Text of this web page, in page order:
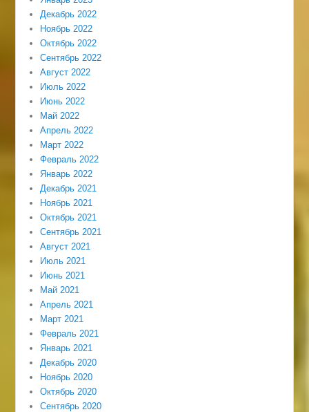
Декабрь 2022
Ноябрь 2022
Октябрь 2022
Сентябрь 2022
Август 2022
Июль 2022
Июнь 2022
Май 2022
Апрель 2022
Март 2022
Февраль 2022
Январь 2022
Декабрь 2021
Ноябрь 2021
Октябрь 2021
Сентябрь 2021
Август 2021
Июль 2021
Июнь 2021
Май 2021
Апрель 2021
Март 2021
Февраль 2021
Январь 2021
Декабрь 2020
Ноябрь 2020
Октябрь 2020
Сентябрь 2020